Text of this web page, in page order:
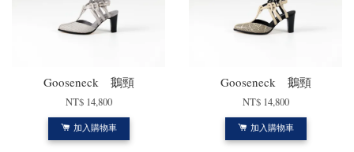
Gooseneck 鵝頸
NT$ 14,800
加入購物車
Gooseneck 鵝頸
NT$ 14,800
加入購物車